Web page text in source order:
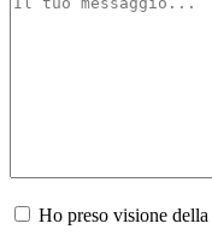
Ho preso visione della